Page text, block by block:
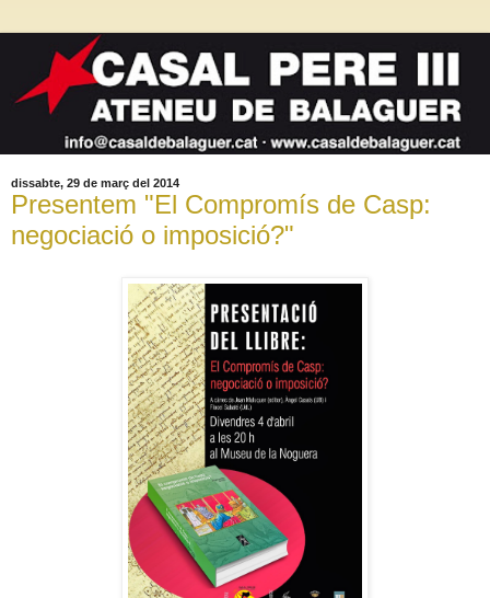
dissabte, 29 de març del 2014
Presentem "El Compromís de Casp:
negociació o imposició?"